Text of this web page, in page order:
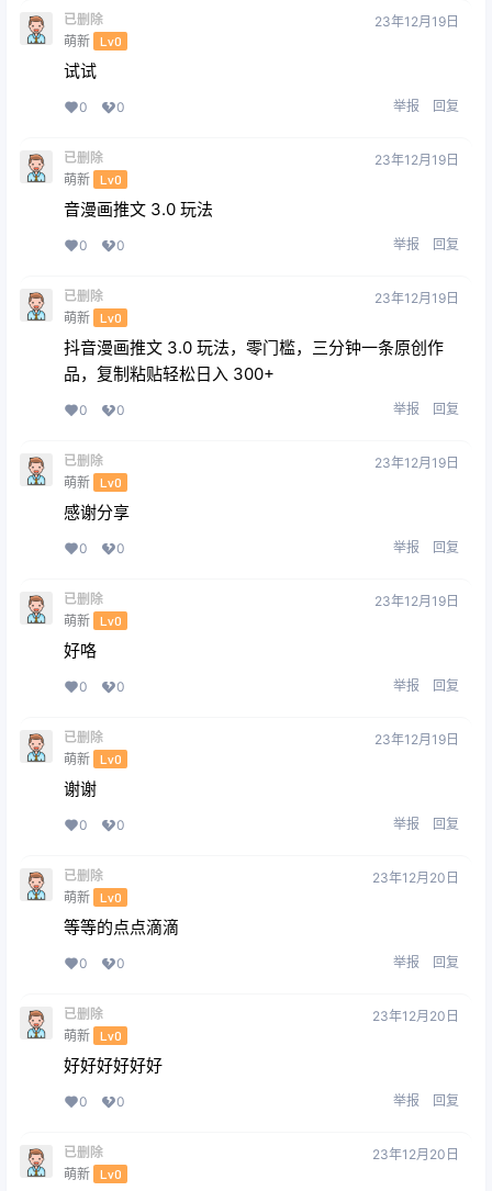
已删除
萌新 Lv0
23年12月19日
试试
0 0 举报 回复
已删除
萌新 Lv0
23年12月19日
音漫画推文 3.0 玩法
0 0 举报 回复
已删除
萌新 Lv0
23年12月19日
抖音漫画推文 3.0 玩法，零门槛，三分钟一条原创作
品，复制粘贴轻松日入 300+
0 0 举报 回复
已删除
萌新 Lv0
23年12月19日
感谢分享
0 0 举报 回复
已删除
萌新 Lv0
23年12月19日
好咯
0 0 举报 回复
已删除
萌新 Lv0
23年12月19日
谢谢
0 0 举报 回复
已删除
萌新 Lv0
23年12月20日
等等的点点滴滴
0 0 举报 回复
已删除
萌新 Lv0
23年12月20日
好好好好好好
0 0 举报 回复
已删除
萌新 Lv0
23年12月20日